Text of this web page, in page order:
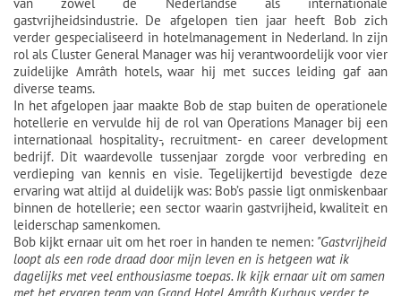
gastvrijheidsindustrie. De afgelopen tien jaar heeft Bob zich
verder gespecialiseerd in hotelmanagement in Nederland. In zijn
rol als Cluster General Manager was hij verantwoordelijk voor vier
zuidelijke Amrâth hotels, waar hij met succes leiding gaf aan
diverse teams.
In het afgelopen jaar maakte Bob de stap buiten de operationele
hotellerie en vervulde hij de rol van Operations Manager bij een
internationaal hospitality-, recruitment- en career development
bedrijf. Dit waardevolle tussenjaar zorgde voor verbreding en
verdieping van kennis en visie. Tegelijkertijd bevestigde deze
ervaring wat altijd al duidelijk was: Bob’s passie ligt onmiskenbaar
binnen de hotellerie; een sector waarin gastvrijheid, kwaliteit en
leiderschap samenkomen.
Bob kijkt ernaar uit om het roer in handen te nemen: "Gastvrijheid
loopt als een rode draad door mijn leven en is hetgeen wat ik
dagelijks met veel enthousiasme toepas. Ik kijk ernaar uit om samen